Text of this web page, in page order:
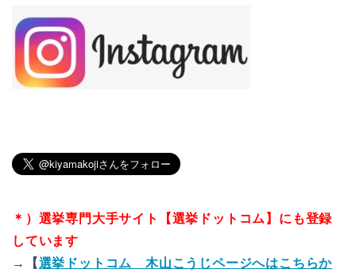
＊）選挙専門大手サイト【選挙ドットコム】にも登録
しています
→【選挙ドットコム 木山こうじページへはこちらか